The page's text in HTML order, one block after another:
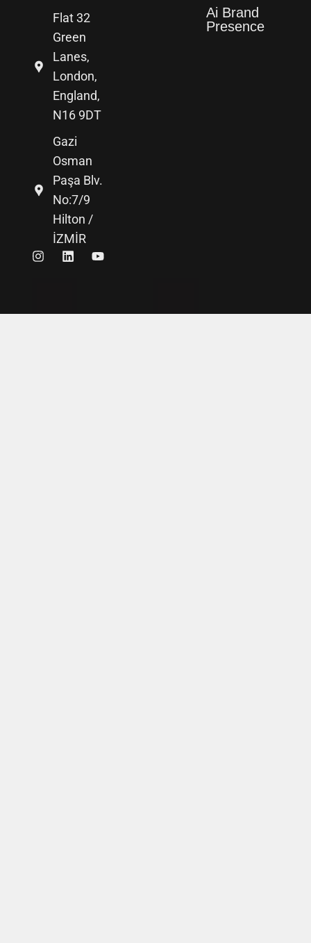
Flat 32
Green
Lanes,
London,
England,
N16 9DT
Gazi
Osman
Paşa Blv.
No:7/9
Hilton /
İZMİR
Ai Brand
Presence